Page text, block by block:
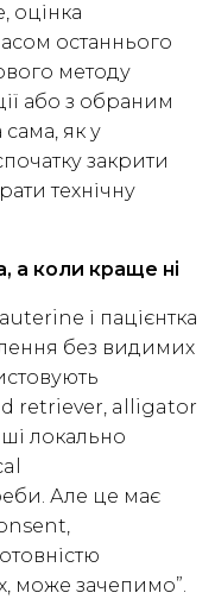
оцінка
останнього
методу
або з обраним
як у
закрити
технічну
а коли краще ні
і пацієнтка
без видимих
retriever, alligator
локально
Але це має
може зачепимо”.